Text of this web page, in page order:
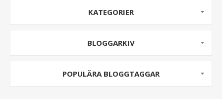
KATEGORIER
BLOGGARKIV
POPULÄRA BLOGGTAGGAR